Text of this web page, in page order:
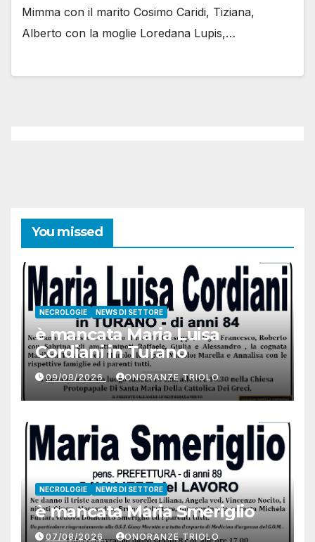
Mimma con il marito Cosimo Caridi, Tiziana,
Alberto con la moglie Loredana Lupis,…
You missed
NECROLOGIE NEWS DI SETTORE
è mancata Maria Luisa
Cordiani in Turano
09/08/2026 ONORANZE TRIOLO
NECROLOGIE NEWS DI SETTORE
è mancata Maria Smeriglio
07/08/2026 ONORANZE TRIOLO